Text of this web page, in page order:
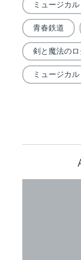
ミュージカル
青春鉄道
剣と魔法の
ミュージカル